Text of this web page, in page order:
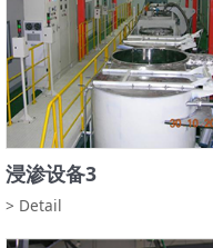
浸渗设备3
> Detail